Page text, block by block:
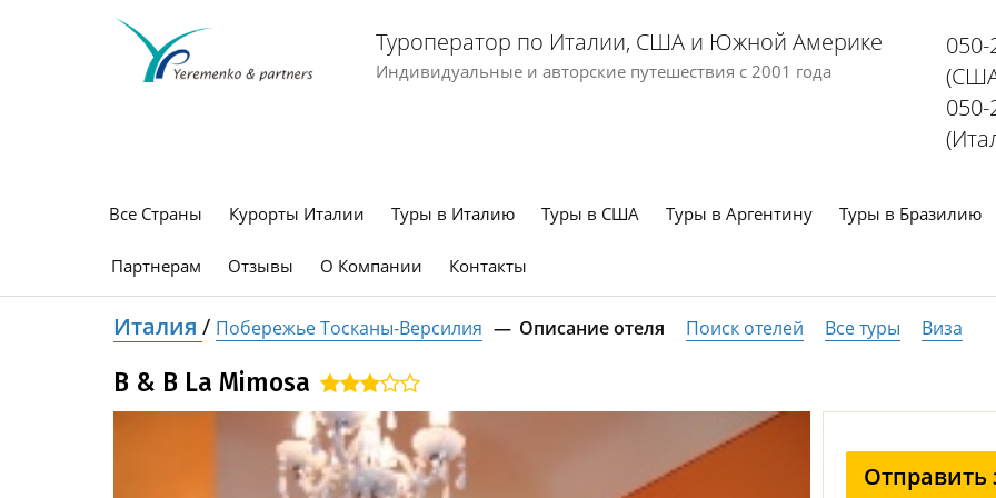
Туроператор по Италии, США и Южной Америке
Индивидуальные и авторские путешествия с 2001 года
050-
Все Страны Курорты Италии Туры в Италию Туры в США Туры в Аргентину Туры в Бразилию
Партнерам Отзывы О Компании Контакты
Италия / Побережье Тосканы-Версилия Описание отеля Поиск отелей Все туры Виза
B & B La Mimosa
Отправить